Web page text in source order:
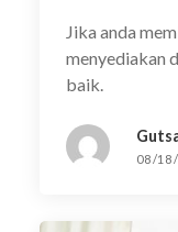
Jika anda
menyediakan
baik.
08/